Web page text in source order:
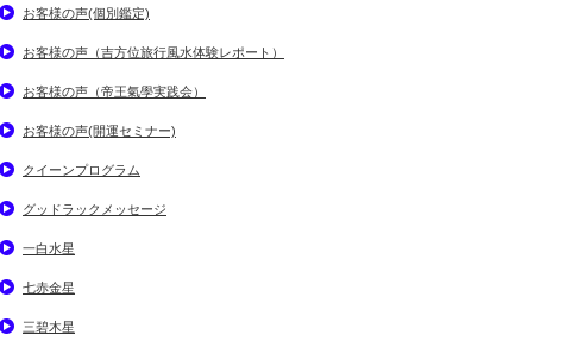
お客様の声(個別鑑定)
お客様の声（吉方位旅行風水体験レポート）
お客様の声（帝王氣學実践会）
お客様の声(開運セミナー)
クイーンプログラム
グッドラックメッセージ
一白水星
七赤金星
三碧木星